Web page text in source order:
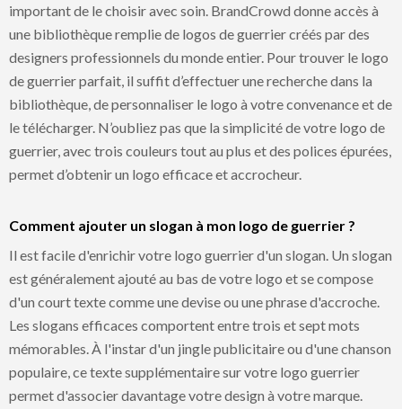
important de le choisir avec soin. BrandCrowd donne accès à
une bibliothèque remplie de logos de guerrier créés par des
designers professionnels du monde entier. Pour trouver le logo
de guerrier parfait, il suffit d’effectuer une recherche dans la
bibliothèque, de personnaliser le logo à votre convenance et de
le télécharger. N’oubliez pas que la simplicité de votre logo de
guerrier, avec trois couleurs tout au plus et des polices épurées,
permet d’obtenir un logo efficace et accrocheur.
Comment ajouter un slogan à mon logo de guerrier ?
Il est facile d'enrichir votre logo guerrier d'un slogan. Un slogan
est généralement ajouté au bas de votre logo et se compose
d'un court texte comme une devise ou une phrase d'accroche.
Les slogans efficaces comportent entre trois et sept mots
mémorables. À l'instar d'un jingle publicitaire ou d'une chanson
populaire, ce texte supplémentaire sur votre logo guerrier
permet d'associer davantage votre design à votre marque.